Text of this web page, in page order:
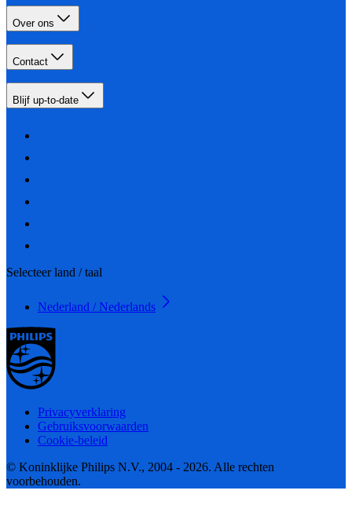
Over ons
Contact
Blijf up-to-date
Selecteer land / taal
Nederland / Nederlands
Privacyverklaring
Gebruiksvoorwaarden
Cookie-beleid
© Koninklijke Philips N.V., 2004 - 2026. Alle rechten
voorbehouden.